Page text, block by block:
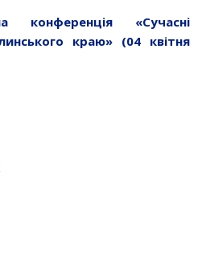
конференція «Сучасні
краю» (04 квітня